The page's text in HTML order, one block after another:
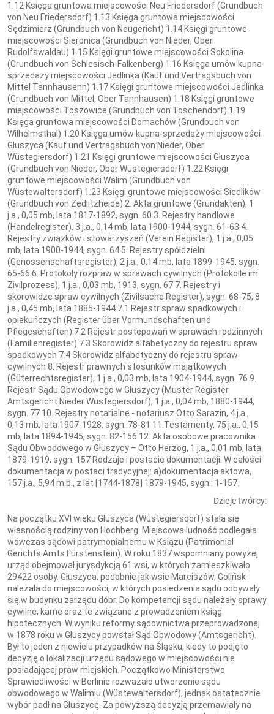
1.12 Księga gruntowa miejscowości Neu Friedersdorf (Grundbuch
von Neu Friedersdorf) 1.13 Księga gruntowa miejscowości
Sędzimierz (Grundbuch von Neugericht) 1.14 Księgi gruntowe
miejscowości Sierpnica (Grundbuch von Nieder, Ober
Rudolfswaldau) 1.15 Księgi gruntowe miejscowości Sokolina
(Grundbuch von Schlesisch-Falkenberg) 1.16 Księga umów kupna-
sprzedaży miejscowości Jedlinka (Kauf und Vertragsbuch von
Mittel Tannhausenn) 1.17 Księgi gruntowe miejscowości Jedlinka
(Grundbuch von Mittel, Ober Tannhausen) 1.18 Księgi gruntowe
miejscowości Toszowice (Grundbuch von Toschendorf) 1.19
Księga gruntowa miejscowości Domachów (Grundbuch von
Wilhelmsthal) 1.20 Księga umów kupna-sprzedaży miejscowości
Głuszyca (Kauf und Vertragsbuch von Nieder, Ober
Wüstegiersdorf) 1.21 Księgi gruntowe miejscowości Głuszyca
(Grundbuch von Nieder, Ober Wüstegiersdorf) 1.22 Księgi
gruntowe miejscowości Walim (Grundbuch von
Wüstewaltersdorf) 1.23 Księgi gruntowe miejscowości Siedlików
(Grundbuch von Zedlitzheide) 2. Akta gruntowe (Grundakten), 1
j.a., 0,05 mb, lata 1817-1892, sygn. 60 3. Rejestry handlowe
(Handelregister), 3 j.a., 0,14 mb, lata 1900-1944, sygn. 61-63 4.
Rejestry związków i stowarzyszeń (Verein Register), 1 j.a., 0,05
mb, lata 1900-1944, sygn. 64 5. Rejestry spółdzielni
(Genossenschaftsregister), 2 j.a., 0,14 mb, lata 1899-1945, sygn.
65-66 6. Protokoły rozpraw w sprawach cywilnych (Protokolle im
Zivilprozess), 1 j.a., 0,03 mb, 1913, sygn. 67 7. Rejestry i
skorowidze spraw cywilnych (Zivilsache Register), sygn. 68-75, 8
j.a., 0,45 mb, lata 1885-1944 7.1 Rejestr spraw spadkowych i
opiekuńczych (Register über Vormundschaften und
Pflegeschaften) 7.2 Rejestr postępowań w sprawach rodzinnych
(Familienregister) 7.3 Skorowidz alfabetyczny do rejestru spraw
spadkowych 7.4 Skorowidz alfabetyczny do rejestru spraw
cywilnych 8. Rejestr prawnych stosunków majątkowych
(Güterrechtsregister), 1 j.a., 0,03 mb, lata 1904-1944, sygn. 76 9.
Rejestr Sądu Obwodowego w Głuszycy (Muster Register
Amtsgericht Nieder Wüstegiersdorf), 1 j.a., 0,04 mb, 1880-1944,
sygn. 77 10. Rejestry notarialne - notariusz Otto Sarazin, 4 j.a.,
0,13 mb, lata 1907-1928, sygn. 78-81 11.Testamenty, 75 j.a., 0,15
mb, lata 1894-1945, sygn. 82-156 12. Akta osobowe pracownika
Sądu Obwodowego w Głuszycy – Otto Herzog, 1 j.a., 0,01 mb, lata
1879-1919, sygn. 157 Rodzaje i postacie dokumentacji: W całości
dokumentacja w postaci tradycyjnej: a)dokumentacja aktowa,
157 j.a., 5,94 m.b., z lat [1744-1878] 1879-1945, sygn.: 1-157.
Dzieje twórcy:
Na początku XVI wieku Głuszyca (Wüstegiersdorf) stała się
własnością rodziny von Hochberg. Miejscowa ludność podlegała
wówczas sądowi patrymonialnemu w Książu (Patrimonial
Gerichts Amts Fürstenstein). W roku 1837 wspomniany powyżej
urząd obejmował jurysdykcją 61 wsi, w których zamieszkiwało
29422 osoby. Głuszyca, podobnie jak wsie Marciszów, Golińsk
należała do miejscowości, w których posiedzenia sądu odbywały
się w budynku zarządu dóbr. Do kompetencji sądu należały sprawy
cywilne, karne oraz te związane z prowadzeniem ksiąg
hipotecznych. W wyniku reformy sądownictwa przeprowadzonej
w 1878 roku w Głuszycy powstał Sąd Obwodowy (Amtsgericht).
Był to jeden z niewielu przypadków na Śląsku, kiedy to podjęto
decyzję o lokalizacji urzędu sądowego w miejscowości nie
posiadającej praw miejskich. Początkowo Ministerstwo
Sprawiedliwości w Berlinie rozważało utworzenie sądu
obwodowego w Walimiu (Wüstewaltersdorf), jednak ostatecznie
wybór padł na Głuszycę. Za powyższą decyzją przemawiały na